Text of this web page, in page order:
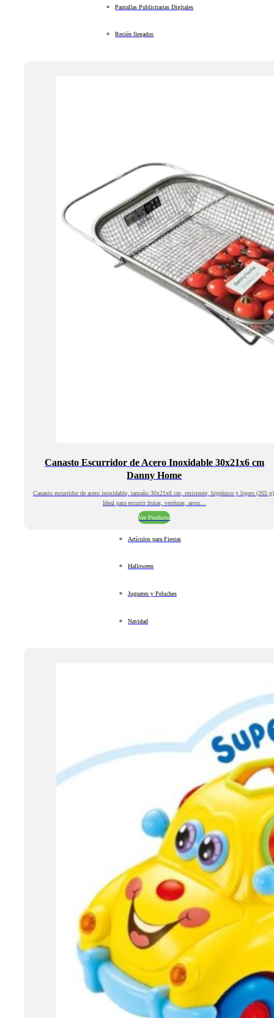
Pantallas Publicitarias Digitales
Recién llegados
Canasto Escurridor de Acero Inoxidable 30x21x6 cm
Danny Home
Canasto escurridor de acero inoxidable, tamaño 30x21x6 cm, resistente, higiénico y ligero (265
Ideal para escurrir frutas, verduras, arroz…
Ver Producto
Artículos para Fiestas
Halloween
Juguetes y Peluches
Navidad